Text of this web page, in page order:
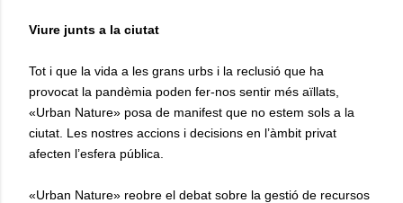
Viure junts a la ciutat
Tot i que la vida a les grans urbs i la reclusió que ha
provocat la pandèmia poden fer-nos sentir més aïllats,
«Urban Nature» posa de manifest que no estem sols a la
ciutat. Les nostres accions i decisions en l’àmbit privat
afecten l’esfera pública.
«Urban Nature» reobre el debat sobre la gestió de recursos